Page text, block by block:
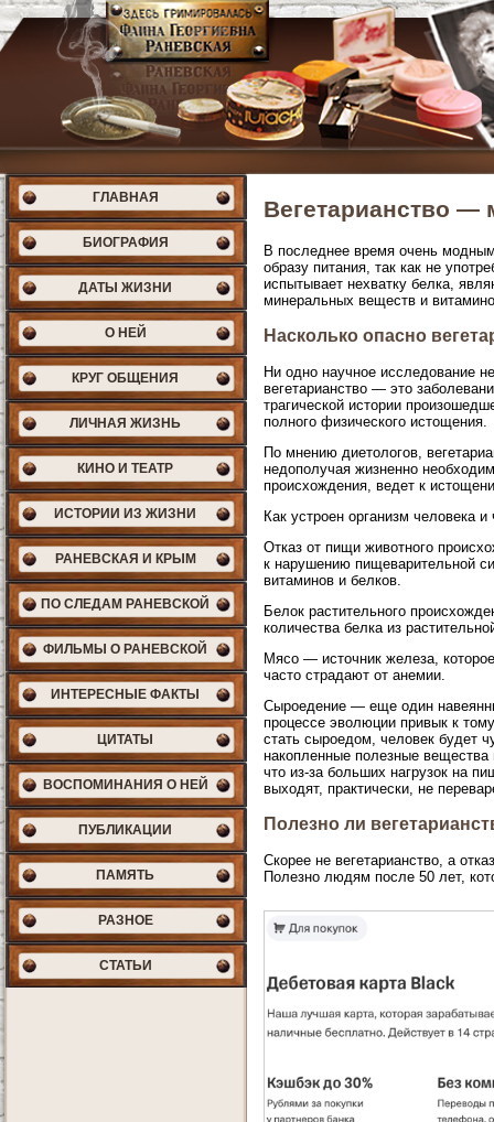
ГЛАВНАЯ
БИОГРАФИЯ
ДАТЫ ЖИЗНИ
О НЕЙ
КРУГ ОБЩЕНИЯ
ЛИЧНАЯ ЖИЗНЬ
КИНО И ТЕАТР
ИСТОРИИ ИЗ ЖИЗНИ
РАНЕВСКАЯ И КРЫМ
ПО СЛЕДАМ РАНЕВСКОЙ
ФИЛЬМЫ О РАНЕВСКОЙ
ИНТЕРЕСНЫЕ ФАКТЫ
ЦИТАТЫ
ВОСПОМИНАНИЯ О НЕЙ
ПУБЛИКАЦИИ
ПАМЯТЬ
РАЗНОЕ
СТАТЬИ
Вегетарианство —
В последнее время очень модным
образу питания, так как не
испытывает нехватку белка,
минеральных веществ и
Насколько опасно
Ни одно научное исследование
вегетарианство — это
трагической истории
полного физического истощения.
По мнению диетологов,
недополучая жизненно
происхождения, ведет к
Как устроен организм человека
Отказ от пищи животного
к нарушению пищеварительной
витаминов и белков.
Белок растительного
количества белка из
Мясо — источник железа,
часто страдают от анемии.
Сыроедение — еще один
процессе эволюции привык к
стать сыроедом, человек будет
накопленные полезные вещества
что из-за больших нагрузок на
выходят, практически, не
Полезно ли
Скорее не вегетарианство, а
Полезно людям после 50 лет,